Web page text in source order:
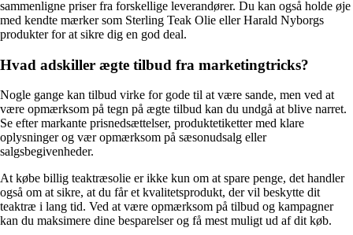
sammenligne priser fra forskellige leverandører. Du kan også holde øje
med kendte mærker som Sterling Teak Olie eller Harald Nyborgs
produkter for at sikre dig en god deal.
Hvad adskiller ægte tilbud fra marketingtricks?
Nogle gange kan tilbud virke for gode til at være sande, men ved at
være opmærksom på tegn på ægte tilbud kan du undgå at blive narret.
Se efter markante prisnedsættelser, produktetiketter med klare
oplysninger og vær opmærksom på sæsonudsalg eller
salgsbegivenheder.
At købe billig teaktræsolie er ikke kun om at spare penge, det handler
også om at sikre, at du får et kvalitetsprodukt, der vil beskytte dit
teaktræ i lang tid. Ved at være opmærksom på tilbud og kampagner
kan du maksimere dine besparelser og få mest muligt ud af dit køb.